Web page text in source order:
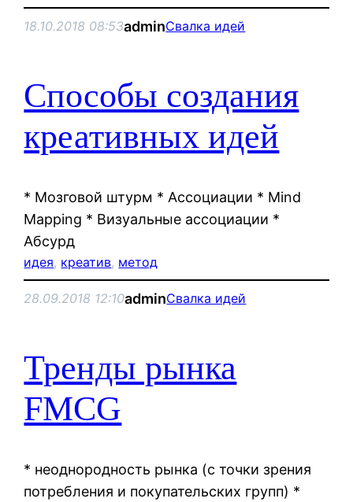
18.10.2018 08:53adminСвалка идей
Способы создания
креативных идей
* Мозговой штурм * Ассоциации * Mind
Mapping * Визуальные ассоциации *
Абсурд
идея, креатив, метод
28.09.2018 12:10adminСвалка идей
Тренды рынка
FMCG
* неоднородность рынка (с точки зрения
потребления и покупательских групп) *